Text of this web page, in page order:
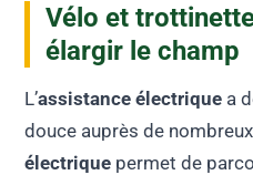
Vélo et
élargir le champ
L’assistance électrique a
douce auprès de
électrique permet de